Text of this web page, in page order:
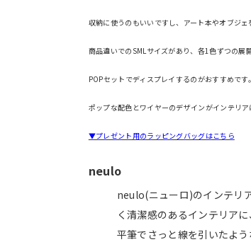
収納に使うのもいいですし、アート本やオブジ
商品違いでのSMLサイズがあり、各1色ずつの展開
POPセットでディスプレイするのがおすすめです。
ポップな配色とワイヤーのデザインがインテリア
▼プレゼント用のラッピングバッグはこちら
neulo
neulo(ニューロ)のインテリ
く清潔感のあるインテリア
平筆でさっと線を引いたよ